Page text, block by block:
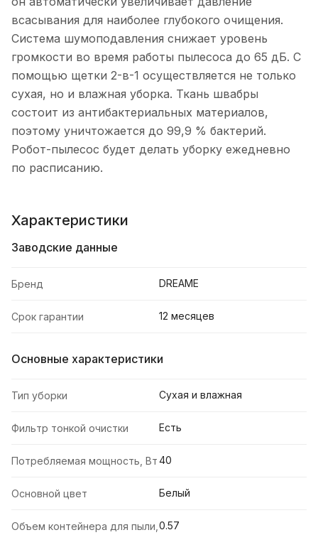
всасывания для наиболее глубокого очищения.
Система шумоподавления снижает уровень
громкости во время работы пылесоса до 65 дБ. С
помощью щетки 2-в-1 осуществляется не только
сухая, но и влажная уборка. Ткань швабры
состоит из антибактериальных материалов,
поэтому уничтожается до 99,9 % бактерий.
Робот-пылесос будет делать уборку ежедневно
по расписанию.
Характеристики
Заводские данные
Бренд DREAME
Срок гарантии 12 месяцев
Основные характеристики
Тип уборки Сухая и влажная
Фильтр тонкой очистки Есть
Потребляемая мощность, Вт40
Основной цвет Белый
Объем контейнера для пыли,0.57